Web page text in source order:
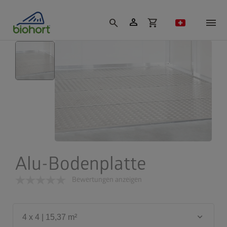
search person shopping_cart
Alu-Bodenplatte
Bewertungen anzeigen
4 x 4 | 15,37 m² keyboard_arrow_down